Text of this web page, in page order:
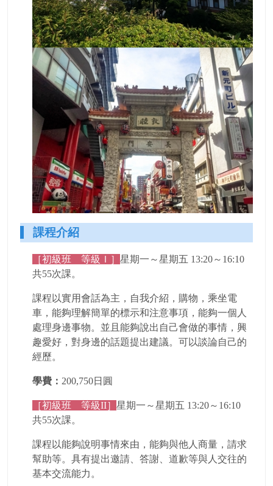
課程介紹
［初級班 等級Ｉ］ 星期一～星期五 13:20～16:10
共55次課。
課程以實用會話為主，自我介紹，購物，乘坐電
車，能夠理解簡單的標示和注意事項，能夠一個人
處理身邊事物。並且能夠說出自己會做的事情，興
趣愛好，對身邊的話題提出建議。可以談論自己的
經歷。
學費： 200,750日圓
［初級班 等級II］ 星期一～星期五 13:20～16:10
共55次課。
課程以能夠說明事情來由，能夠與他人商量，請求
幫助等。具有提出邀請、答謝、道歉等與人交往的
基本交流能力。